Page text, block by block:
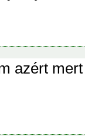
azért